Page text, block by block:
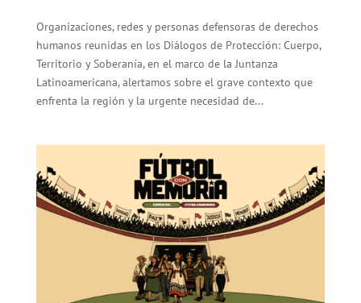
Organizaciones, redes y personas defensoras de derechos
humanos reunidas en los Diálogos de Protección: Cuerpo,
Territorio y Soberanía, en el marco de la Juntanza
Latinoamericana, alertamos sobre el grave contexto que
enfrenta la región y la urgente necesidad de...